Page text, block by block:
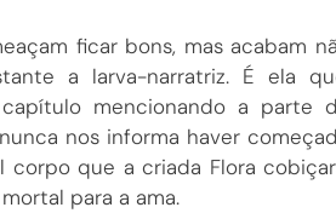
ficar bons, mas acabam
a larva-narratriz. É ela
mencionando a parte
nos informa haver
que a criada Flora
para a ama.